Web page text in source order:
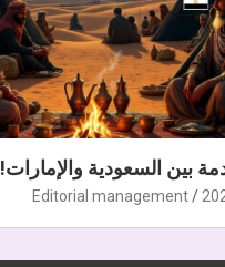
بين السعودية والإمارات!
Editorial management